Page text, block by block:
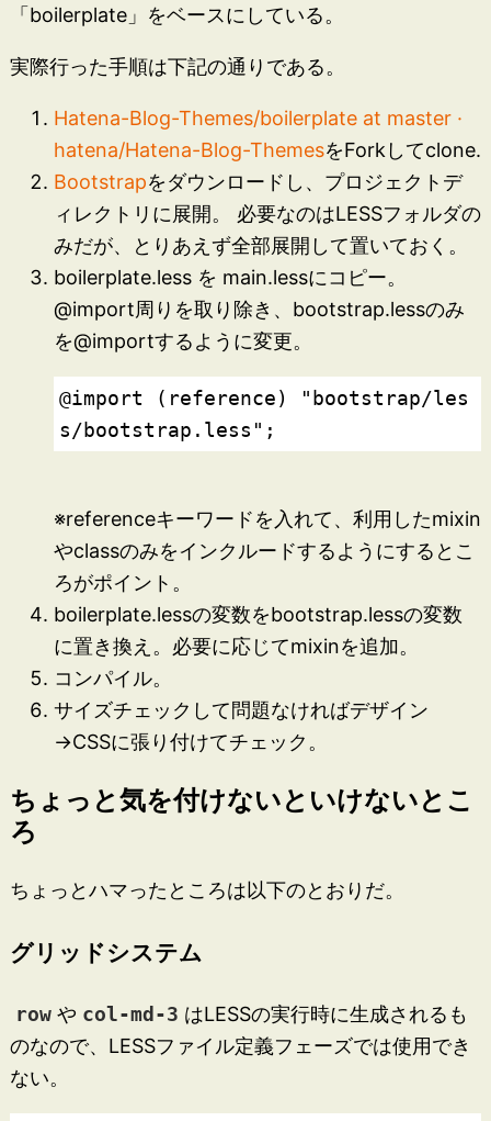
「boilerplate」をベースにしている。
実際行った手順は下記の通りである。
Hatena-Blog-Themes/boilerplate at master ·
hatena/Hatena-Blog-ThemesをForkしてclone.
Bootstrapをダウンロードし、プロジェクトデ
ィレクトリに展開。 必要なのはLESSフォルダの
みだが、とりあえず全部展開して置いておく。
boilerplate.less を main.lessにコピー。
@import周りを取り除き、bootstrap.lessのみ
を@importするように変更。
@import (reference) "bootstrap/les
※referenceキーワードを入れて、利用したmixin
やclassのみをインクルードするようにするとこ
ろがポイント。
boilerplate.lessの変数をbootstrap.lessの変数
に置き換え。必要に応じてmixinを追加。
コンパイル。
サイズチェックして問題なければデザイン
→CSSに張り付けてチェック。
ちょっと気を付けないといけないとこ
ろ
ちょっとハマったところは以下のとおりだ。
グリッドシステム
row や col-md-3 はLESSの実行時に生成されるも
のなので、LESSファイル定義フェーズでは使用でき
ない。